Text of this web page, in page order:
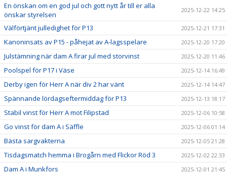
En önskan om en god jul och gott nytt år till er alla
önskar styrelsen
2025-12-22 14:25
Välförtjänt julledighet för P13 2025-12-21 17:31
Kanoninsats av P15 - påhejat av A-lagsspelare 2025-12-20 17:20
Julstämning när dam A firar jul med storvinst 2025-12-20 11:46
Poolspel för P17 i Väse 2025-12-14 16:49
Derby igen för Herr A när div 2 har vänt 2025-12-14 14:47
Spännande lördagseftermiddag för P13 2025-12-13 18:17
Stabil vinst för Herr A mot Filipstad 2025-12-06 10:58
Go vinst för dam A i Säffle 2025-12-06 01:14
Bästa sargvakterna 2025-12-05 21:28
Tisdagsmatch hemma i Brogårn med Flickor Röd 3 2025-12-02 22:33
Dam A i Munkfors 2025-12-01 21:45